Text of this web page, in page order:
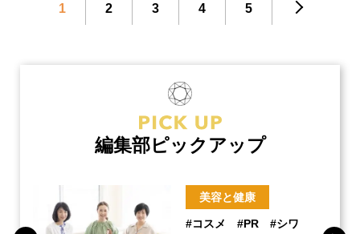
1 2 3 4 5
編集部ピックアップ
美容と健康
#コスメ #PR #シワ